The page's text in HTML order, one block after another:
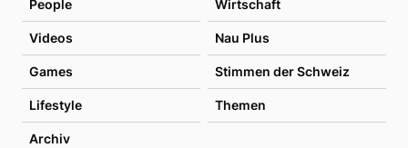
People Wirtschaft
Videos Nau Plus
Games Stimmen der Schweiz
Lifestyle Themen
Archiv